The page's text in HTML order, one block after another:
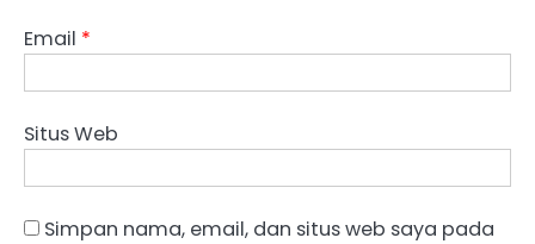
Email *
Situs Web
Simpan nama, email, dan situs web saya pada